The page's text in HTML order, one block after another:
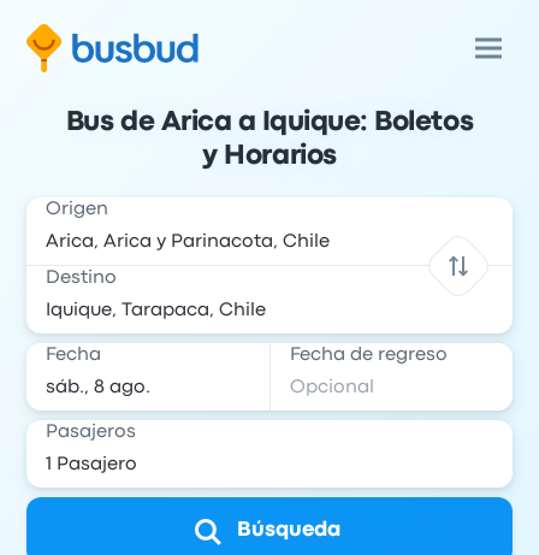
Bus de Arica a Iquique: Boletos
y Horarios
Origen
Destino
Fecha Fecha de regreso
Pasajeros
Búsqueda